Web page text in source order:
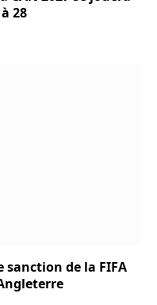
28
sanction de la FIFA